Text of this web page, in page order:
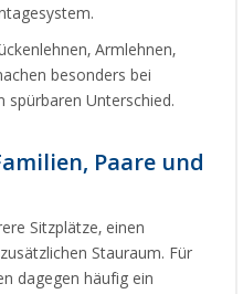
Armlehnen,
besonders bei
spürbaren Unterschied.
Paare und
Sitzplätze, einen
Stauraum. Für
dagegen häufig ein